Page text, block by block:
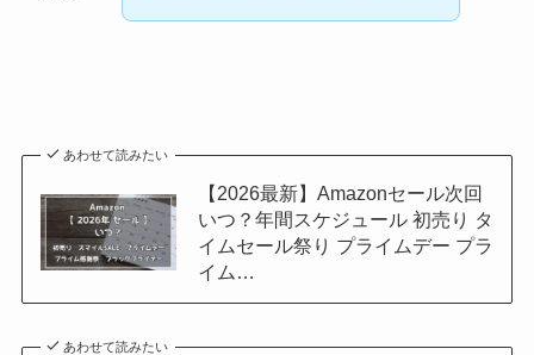
あわせて読みたい
【2026最新】Amazonセール次回
いつ？年間スケジュール 初売り タ
イムセール祭り プライムデー プラ
イム…
あわせて読みたい